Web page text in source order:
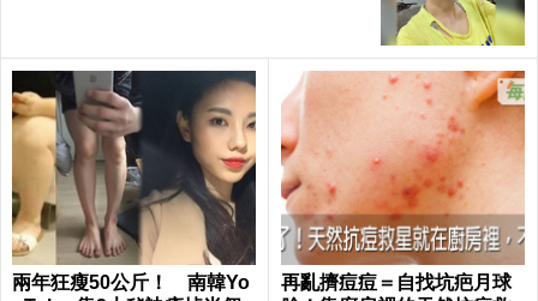
兩年狂瘦50公斤！ 南韓Yo
再亂擠痘痘＝自找坑疤月球